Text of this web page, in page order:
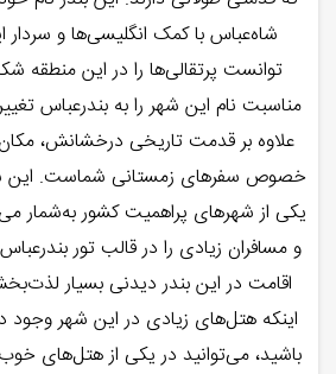
شاه‌عباس با کمک انگلیسی‌ها و سردار
توانست پرتقالی‌ها را در این
مناسبت نام این شهر را به بندرعباس
علاوه بر قدمت تاریخی درخشانش،
خصوص سفرهای زمستانی شماست. این
یکی از شهرهای پراهمیت کشور به‌شمار
و مسافران زیادی را در قالب تور
اقامت در این بندر دیدنی بسیار
اینکه هتل‌های زیادی در این شهر وجود
باشید، می‌توانید در یکی از هتل‌های